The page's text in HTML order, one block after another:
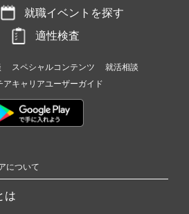
就職イベントを探す
適性検査
スペシャルコンテンツ
就活相談
アキャリアユーザーガイド
について
は